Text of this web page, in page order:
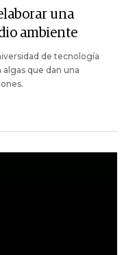
una
ambiente
de tecnología
que dan una